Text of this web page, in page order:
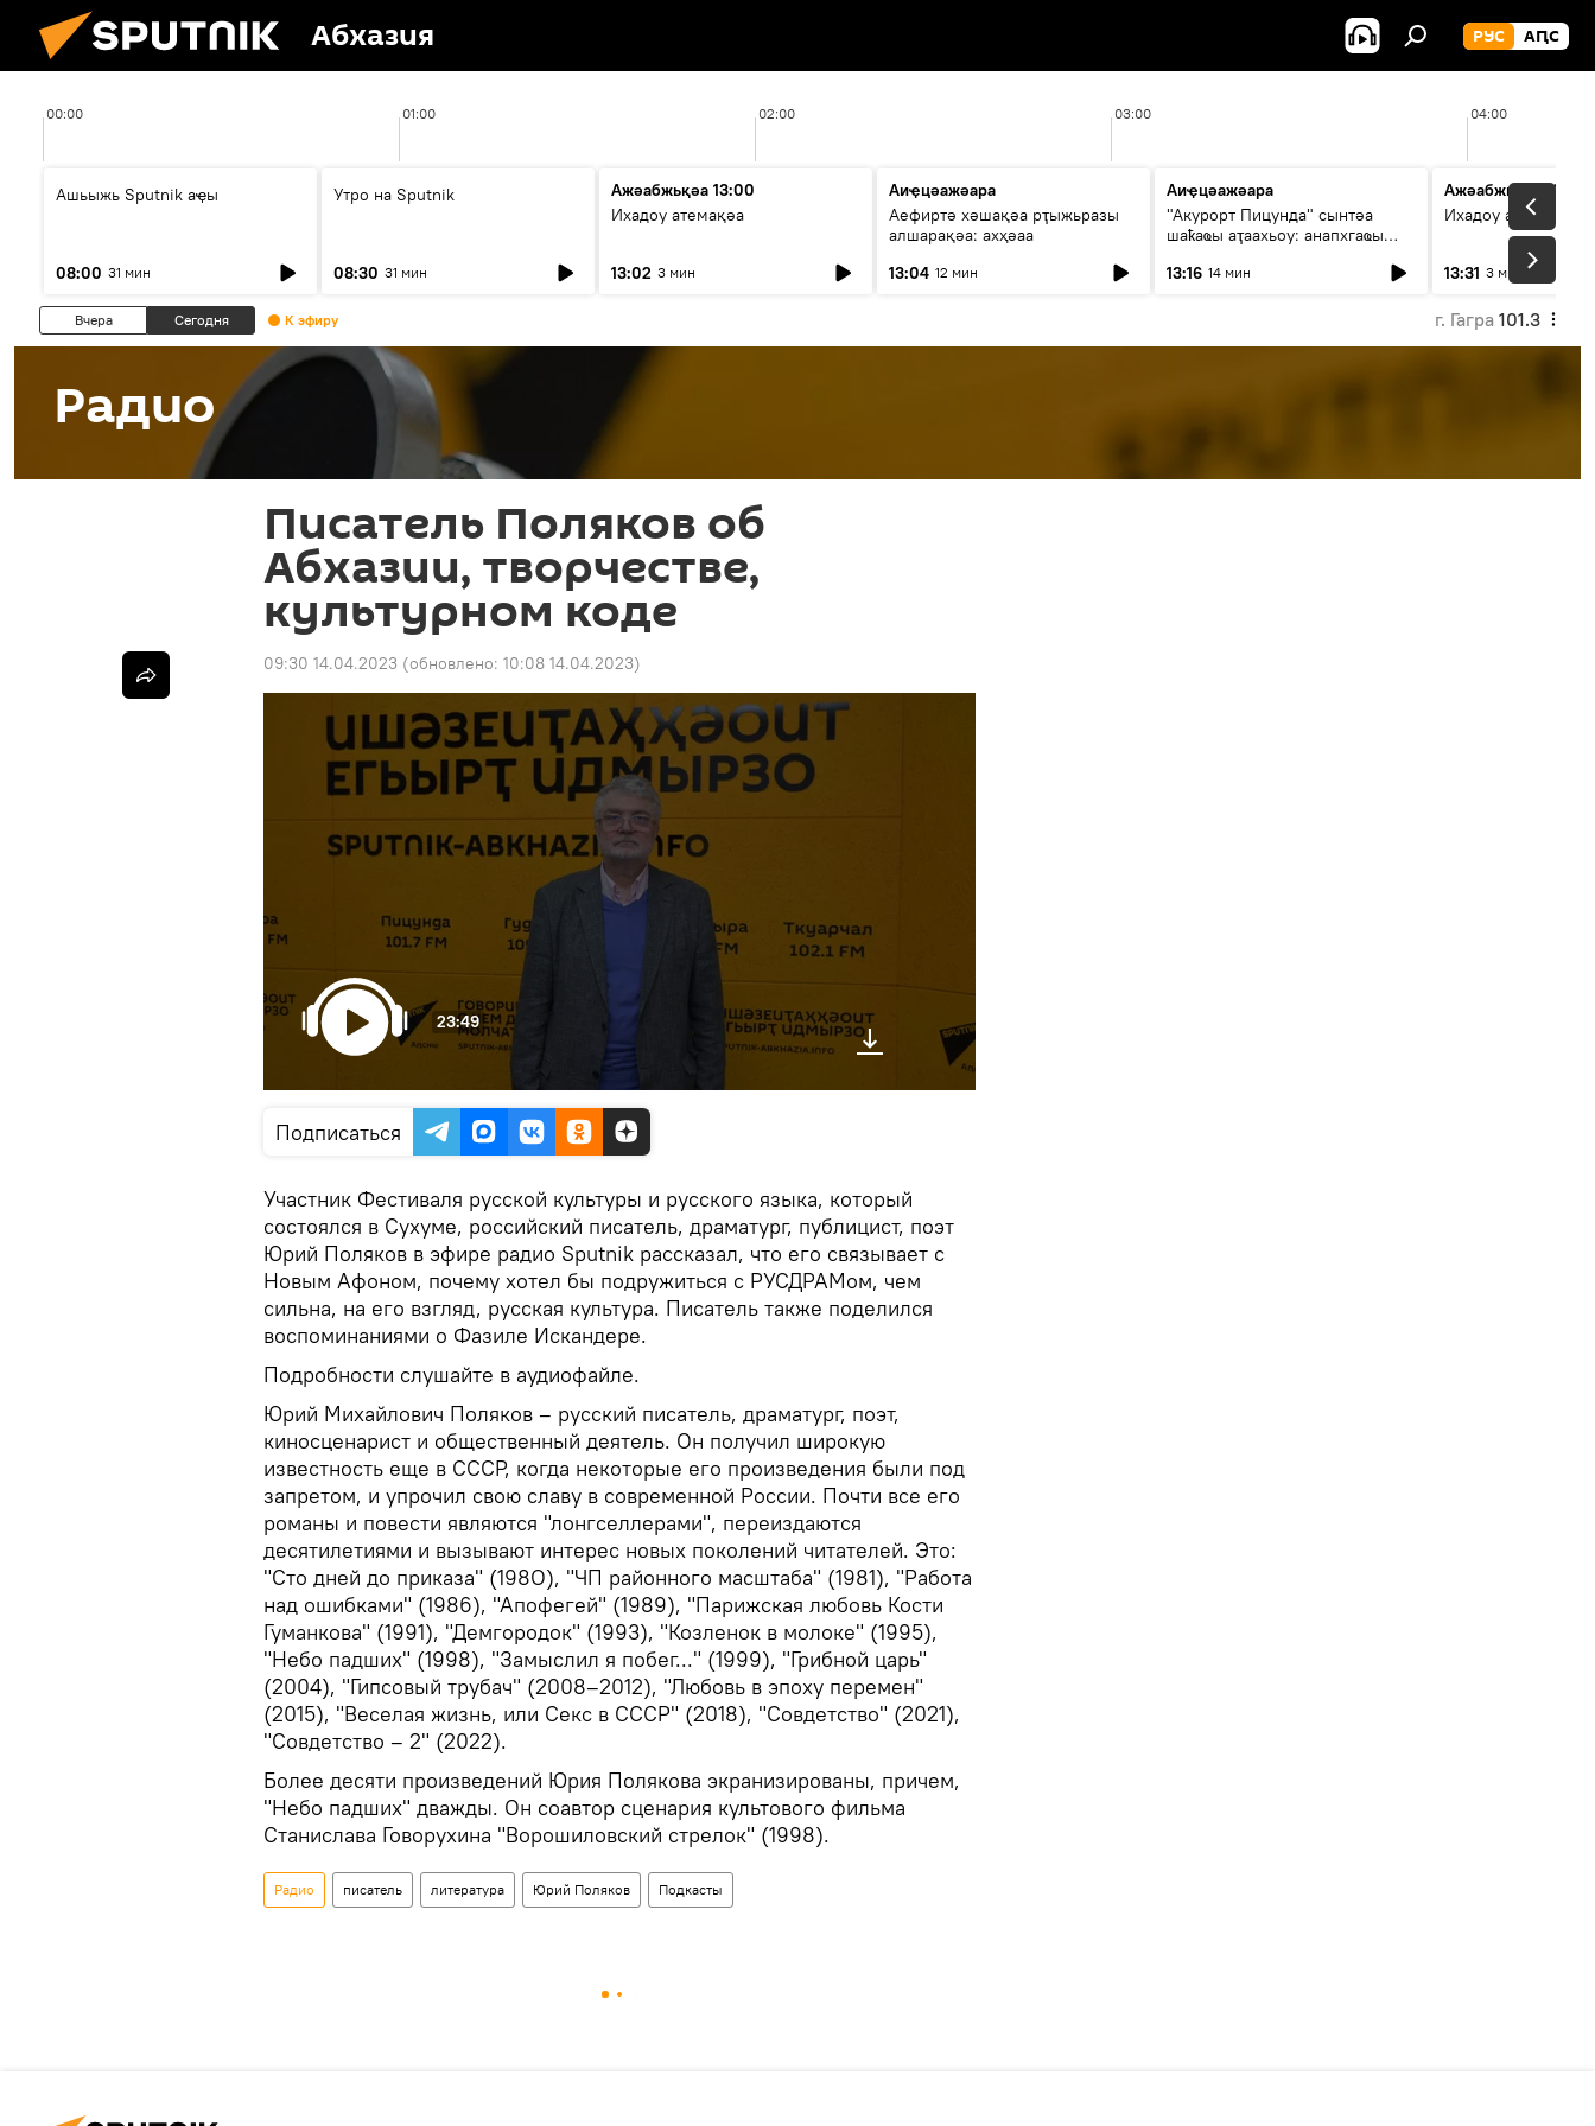
Абхазия РУС АԤС
00:00 01:00 02:00 03:00 04:00
Ашьыжь Sputnik аҿы
08:00 31 мин
Утро на Sputnik
08:30 31 мин
Ажәабжьқәа 13:00
Ихадоу атемақәа
13:02 3 мин
Аиҿцәажәара
Аефиртә хәшақәа рҭыжьразы
алшарақәа: ахҳәаа
13:04 12 мин
Аиҿцәажәара
"Акурорт Пицунда" сынтәа
шаҟаҩы аҭаахьоу: анапхгаҩы
13:16 14 мин
Ажәабжьқәа 13:30
Ихадоу атемақәа
13:31 3 мин
Вчера Сегодня К эфиру г. Гагра 101.3
Радио
Писатель Поляков об
Абхазии, творчестве,
культурном коде
09:30 14.04.2023 (обновлено: 10:08 14.04.2023)
23:49
Подписаться
Участник Фестиваля русской культуры и русского языка, который
состоялся в Сухуме, российский писатель, драматург, публицист, поэт
Юрий Поляков в эфире радио Sputnik рассказал, что его связывает с
Новым Афоном, почему хотел бы подружиться с РУСДРАМом, чем
сильна, на его взгляд, русская культура. Писатель также поделился
воспоминаниями о Фазиле Искандере.
Подробности слушайте в аудиофайле.
Юрий Михайлович Поляков – русский писатель, драматург, поэт,
киносценарист и общественный деятель. Он получил широкую
известность еще в СССР, когда некоторые его произведения были под
запретом, и упрочил свою славу в современной России. Почти все его
романы и повести являются "лонгселлерами", переиздаются
десятилетиями и вызывают интерес новых поколений читателей. Это:
"Сто дней до приказа" (198О), "ЧП районного масштаба" (1981), "Работа
над ошибками" (1986), "Апофегей" (1989), "Парижская любовь Кости
Гуманкова" (1991), "Демгородок" (1993), "Козленок в молоке" (1995),
"Небо падших" (1998), "Замыслил я побег..." (1999), "Грибной царь"
(2004), "Гипсовый трубач" (2008–2012), "Любовь в эпоху перемен"
(2015), "Веселая жизнь, или Секс в СССР" (2018), "Совдетство" (2021),
"Совдетство – 2" (2022).
Более десяти произведений Юрия Полякова экранизированы, причем,
"Небо падших" дважды. Он соавтор сценария культового фильма
Станислава Говорухина "Ворошиловский стрелок" (1998).
Радио писатель литература Юрий Поляков Подкасты